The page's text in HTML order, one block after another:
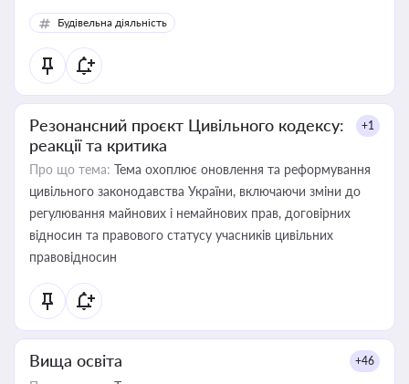
Будівельна діяльність
Резонансний проєкт Цивільного кодексу:
реакції та критика
+1
Про що тема: Тема охоплює оновлення та реформування
цивільного законодавства України, включаючи зміни до
регулювання майнових і немайнових прав, договірних
відносин та правового статусу учасників цивільних
правовідносин
Вища освіта +46